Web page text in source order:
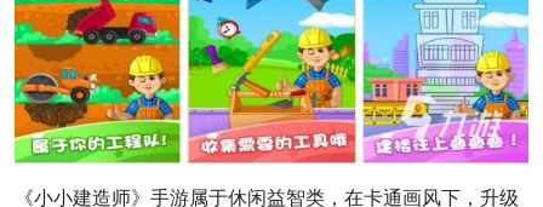
《小小建造师》手游属于休闲益智类，在卡通画风下，升级